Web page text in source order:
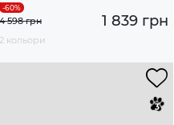
1 839 грн
598 грн
2 кольори